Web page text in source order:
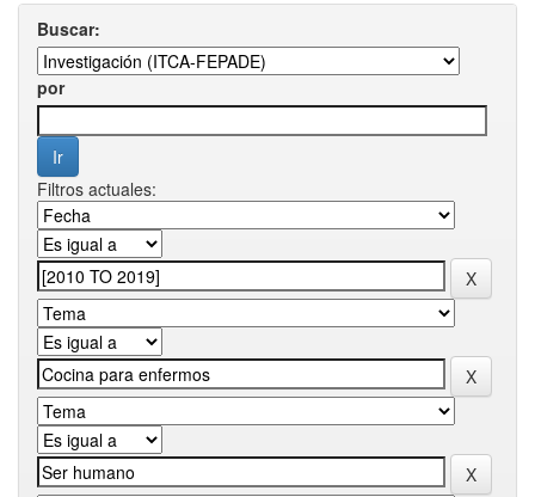
Buscar:
por
Filtros actuales: